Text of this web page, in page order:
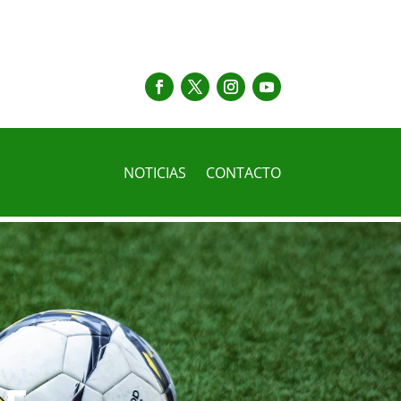
NOTICIAS CONTACTO